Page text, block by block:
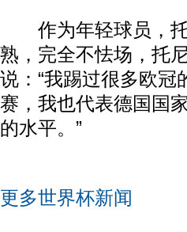
作为年轻球员，托
熟，完全不怯场，托
说：“我踢过很多欧
赛，我也代表德国国
的水平。”
更多世界杯新闻